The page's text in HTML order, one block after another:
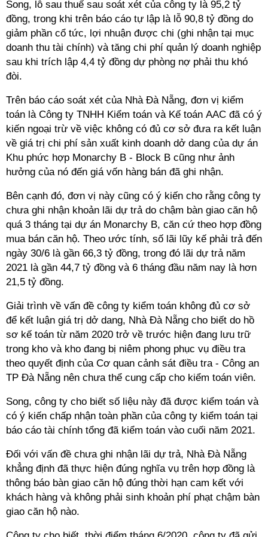
Song, lỗ sau thuế sau soát xét của công ty là 95,2 tỷ
đồng, trong khi trên báo cáo tự lập là lỗ 90,8 tỷ đồng do
giảm phần cổ tức, lợi nhuận được chi (ghi nhận tại mục
doanh thu tài chính) và tăng chi phí quản lý doanh nghiệp
sau khi trích lập 4,4 tỷ đồng dự phòng nợ phải thu khó
đòi.
Trên báo cáo soát xét của Nhà Đà Nẵng, đơn vị kiểm
toán là Công ty TNHH Kiểm toán và Kế toán AAC đã có ý
kiến ngoại trừ về việc không có đủ cơ sở đưa ra kết luận
về giá trị chi phí sản xuất kinh doanh dở dang của dự án
Khu phức hợp Monarchy B - Block B cũng như ảnh
hưởng của nó đến giá vốn hàng bán đã ghi nhận.
Bên cạnh đó, đơn vị này cũng có ý kiến cho rằng công ty
chưa ghi nhận khoản lãi dự trả do chậm bàn giao căn hộ
quá 3 tháng tại dự án Monarchy B, căn cứ theo hợp đồng
mua bán căn hộ. Theo ước tính, số lãi lũy kế phải trả đến
ngày 30/6 là gần 66,3 tỷ đồng, trong đó lãi dự trả năm
2021 là gần 44,7 tỷ đồng và 6 tháng đầu năm nay là hơn
21,5 tỷ đồng.
Giải trình về vấn đề công ty kiểm toán không đủ cơ sở
để kết luận giá trị dở dang, Nhà Đà Nẵng cho biết do hồ
sơ kế toán từ năm 2020 trở về trước hiện đang lưu trữ
trong kho và kho đang bị niêm phong phục vụ điều tra
theo quyết định của Cơ quan cảnh sát điều tra - Công an
TP Đà Nẵng nên chưa thể cung cấp cho kiểm toán viên.
Song, công ty cho biết số liệu này đã được kiểm toán và
có ý kiến chấp nhận toàn phần của công ty kiểm toán tại
báo cáo tài chính tổng đã kiểm toán vào cuối năm 2021.
Đối với vấn đề chưa ghi nhận lãi dự trả, Nhà Đà Nẵng
khẳng định đã thực hiện đúng nghĩa vụ trên hợp đồng là
thông báo bàn giao căn hộ đúng thời hạn cam kết với
khách hàng và không phải sinh khoản phí phạt chậm bàn
giao căn hộ nào.